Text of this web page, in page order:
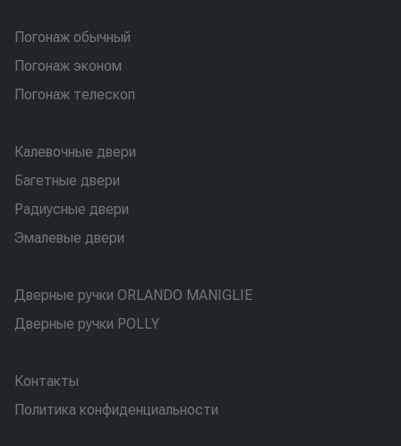
Погонаж обычный
Погонаж эконом
Погонаж телескоп
Калевочные двери
Багетные двери
Радиусные двери
Эмалевые двери
Дверные ручки ORLANDO MANIGLIE
Дверные ручки POLLY
Контакты
Политика конфиденциальности